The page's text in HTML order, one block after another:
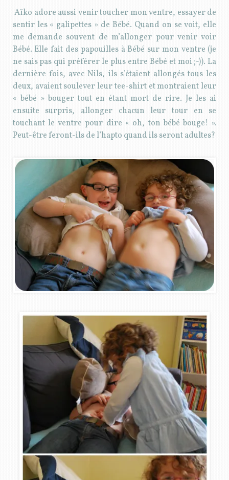
Aïko adore aussi venir toucher mon ventre, essayer de
sentir les « galipettes » de Bébé. Quand on se voit, elle
me demande souvent de m’allonger pour venir voir
Bébé. Elle fait des papouilles à Bébé sur mon ventre (je
ne sais pas qui préférer le plus entre Bébé et moi ;-)). La
dernière fois, avec Nils, ils s’étaient allongés tous les
deux, avaient soulever leur tee-shirt et montraient leur
« bébé » bouger tout en étant mort de rire. Je les ai
ensuite surpris, allonger chacun leur tour en se
touchant le ventre pour dire « oh, ton bébé bouge! ».
Peut-être feront-ils de l’hapto quand ils seront adultes?